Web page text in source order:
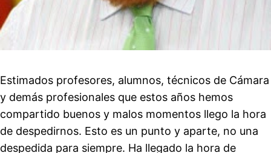
Estimados profesores, alumnos, técnicos de Cámara
y demás profesionales que estos años hemos
compartido buenos y malos momentos llego la hora
de despedirnos. Esto es un punto y aparte, no una
despedida para siempre. Ha llegado la hora de